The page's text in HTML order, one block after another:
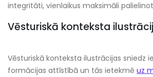
integritāti, vienlaikus maksimāli
Vēsturiskā konteksta
Vēsturiskā konteksta ilustrācijas sniedz
formācijas attīstībā un tās ietekmē uz